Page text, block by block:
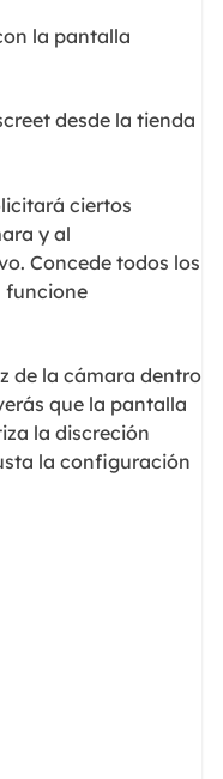
la pantalla
desde la tienda
ciertos
y al
Concede todos los
funcione
de la cámara dentro
que la pantalla
la discreción
la configuración